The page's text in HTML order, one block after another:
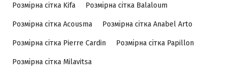
Розмірна сітка Kifa Розмірна сітка Balaloum
Розмірна сітка Acousma Розмірна сітка Anabel Arto
Розмірна сітка Pierre Cardin Розмірна сітка Papillon
Розмірна сітка Milavitsa